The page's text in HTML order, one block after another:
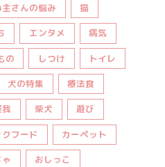
さんの悩み 猫
エンタメ 病気
の しつけ トイレ
犬の特集 療法食
柴犬 遊び
クフード カーペット
おしっこ